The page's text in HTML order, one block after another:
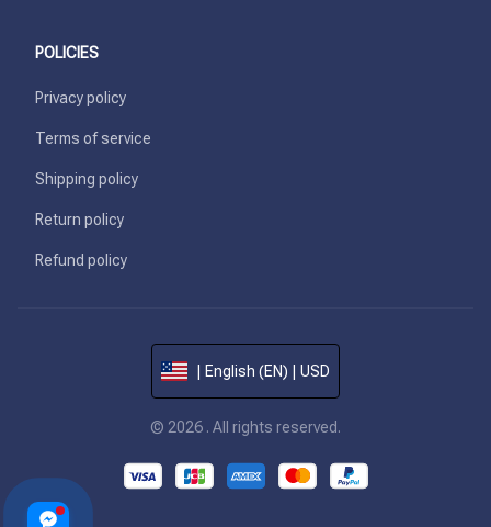
POLICIES
Privacy policy
Terms of service
Shipping policy
Return policy
Refund policy
| English (EN) | USD
© 2026 . All rights reserved.